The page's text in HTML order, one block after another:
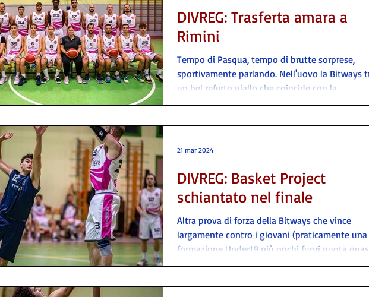
DIVREG: Trasferta amara a
Rimini
Tempo di Pasqua, tempo di brutte sorprese,
sportivamente parlando. Nell'uovo la Bitways
un bel referto giallo che coincide con la...
DIVREG: Basket Project
schiantato nel finale
Altra prova di forza della Bitways che vince
largamente contro i giovani (praticamente una
formazione Under19 più pochi fuori quota
21 mar 2024